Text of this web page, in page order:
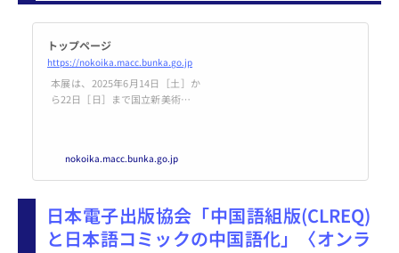
トップページ
https://nokoika.macc.bunka.go.jp
本展は、2025年6月14日［土］か
ら22日［日］まで国立新美術館に
会の東京バージョンとなります。
現在、文化庁はマンガ・アニメ・
るアーカイブ事業を行っていま
す。本展覧会では、アーカイブ活
動の現状を知ってもらうと同時
nokoika.macc.bunka.go.jp
日本電子出版協会「中国語組版(CLREQ)
と日本語コミックの中国語化」〈オンラ